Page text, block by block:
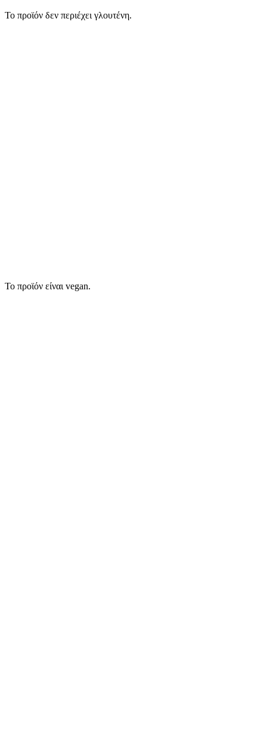
Το προϊόν δεν περιέχει γλουτένη.
Το προϊόν είναι vegan.